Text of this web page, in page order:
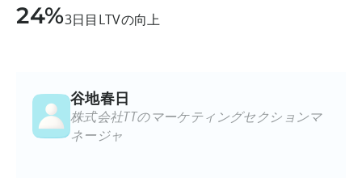
24%3日目LTVの向上
谷地春日
株式会社TTのマーケティングセクションマ
ネージャ